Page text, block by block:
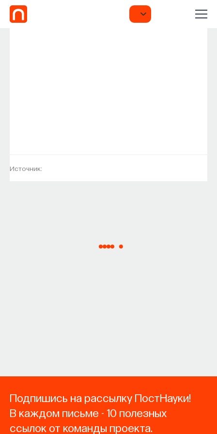
Источник:
Подпишись на рассылку ПостНауки!
В каждом письме - 10 полезных
ссылок от команды проекта.